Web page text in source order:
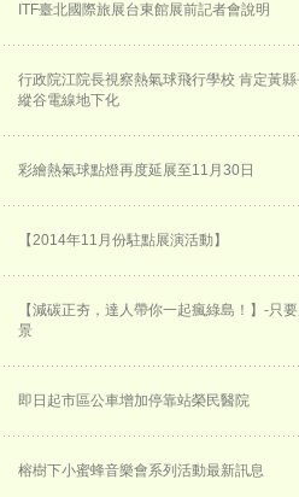
ITF臺北國際旅展台東館展前記者會說明
行政院江院長視察熱氣球飛行學校 肯定黃
縱谷電線地下化
彩繪熱氣球點燈再度延展至11月30日
【2014年11月份駐點展演活動】
【減碳正夯，達人帶你一起瘋綠島！】-只
景
即日起市區公車增加停靠站榮民醫院
榕樹下小蜜蜂音樂會系列活動最新訊息